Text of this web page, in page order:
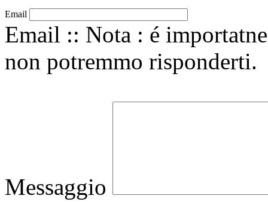
Email
Email :: Nota : é
non potremmo risponderti.
Messaggio